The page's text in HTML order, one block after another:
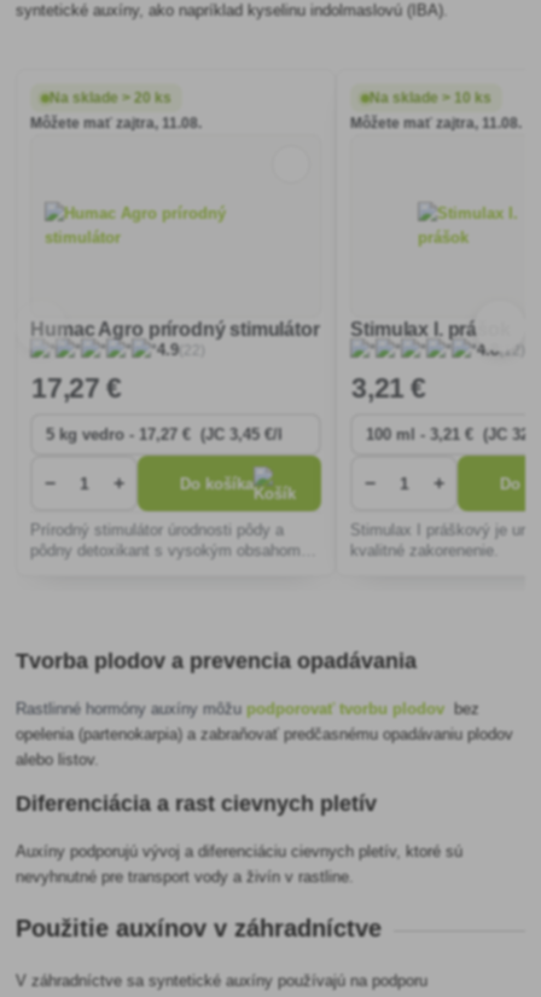
syntetické auxíny, ako napríklad kyselinu indolmaslovú (IBA).
Na sklade > 20 ks
Môžete mať zajtra, 11.08.
Humac Agro prírodný stimulátor
4.9(22)
17,27 €
− + Do košíka
Prírodný stimulátor úrodnosti pôdy a
pôdny detoxikant s vysokým obsahom
Na sklade > 10 ks
Môžete mať zajtra, 11.08.
Stimulax I. prášok
4.8(12)
3,21 €
− + Do
Stimulax I práškový je
kvalitné zakorenenie.
Tvorba plodov a prevencia opadávania
Rastlinné hormóny auxíny môžupodporovať tvorbu plodov bez
opelenia (partenokarpia) a zabraňovať predčasnému opadávaniu plodov
alebo listov.
Diferenciácia a rast cievnych pletív
Auxíny podporujú vývoj a diferenciáciu cievnych pletív, ktoré sú
nevyhnutné pre transport vody a živín v rastline.
Použitie auxínov v záhradníctve
V záhradníctve sa syntetické auxíny používajú na podporu